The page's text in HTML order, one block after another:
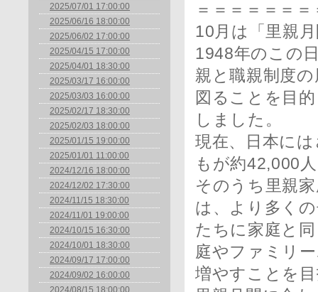
2025/07/01 17:00:00
2025/06/16 18:00:00
2025/06/02 17:00:00
2025/04/15 17:00:00
2025/04/01 18:30:00
2025/03/17 16:00:00
2025/03/03 16:00:00
2025/02/17 18:30:00
2025/02/03 18:00:00
2025/01/15 19:00:00
2025/01/01 11:00:00
2024/12/16 18:00:00
2024/12/02 17:30:00
2024/11/15 18:30:00
2024/11/01 19:00:00
2024/10/15 16:30:00
2024/10/01 18:30:00
2024/09/17 17:00:00
2024/09/02 16:00:00
2024/08/15 18:00:00
＝＝＝＝＝＝＝
10月は「里親
1948年のこの
親と職親制度
図ることを目
しました。
現在、日本に
もが約42,000
そのうち里親
は、より多く
たちに家庭と
庭やファミリ
増やすことを